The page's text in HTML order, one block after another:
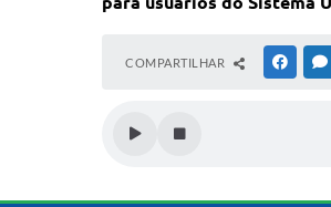
COMPARTILHAR